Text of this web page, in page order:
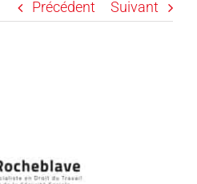
Précédent Suivant